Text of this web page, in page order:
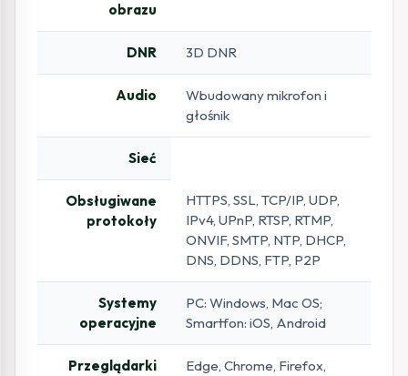
obrazu
DNR 3D DNR
Audio
Wbudowany mikrofon i
głośnik
Sieć
Obsługiwane
protokoły
HTTPS, SSL, TCP/IP, UDP,
IPv4, UPnP, RTSP, RTMP,
ONVIF, SMTP, NTP, DHCP,
DNS, DDNS, FTP, P2P
Systemy
operacyjne
PC: Windows, Mac OS;
Smartfon: iOS, Android
Przeglądarki
Edge, Chrome, Firefox,